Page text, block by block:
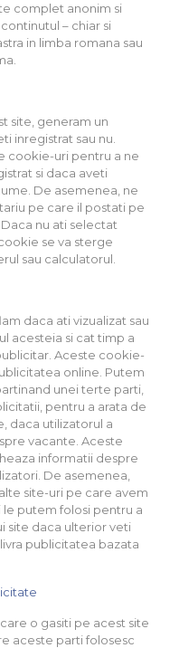
complet anonim si
– chiar si
in limba romana sau
site, generam un
inregistrat sau nu.
cookie-uri pentru a ne
si daca aveti
De asemenea, ne
pe care il postati pe
nu ati selectat
se va sterge
sau calculatorul.
daca ati vizualizat sau
acesteia si cat timp a
Aceste cookie-
online. Putem
unei terte parti,
pentru a arata de
daca utilizatorul a
vacante. Aceste
informatii despre
De asemenea,
site-uri pe care avem
putem folosi pentru a
site daca ulterior veti
publicitatea bazata
o gasiti pe acest site
aceste parti folosesc